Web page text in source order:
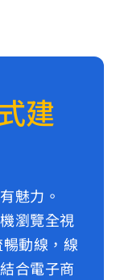
建
魅力。
瀏覽全視
動線，線
合電子商